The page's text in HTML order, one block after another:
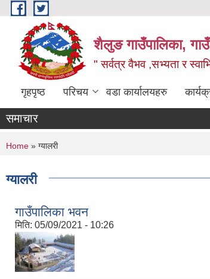
Skip to main content
शैलुङ गाउँपालिका, गाउँ
" सर्वत्र वैभव ,सभ्यता र
गृहपृष्ठ परिचय वडा कार्यालयहरु
समाचार
You are here
Home » ग्यालरी
ग्यालरी
गाउँपालिका भवन
मिति: 05/09/2021 - 10:26